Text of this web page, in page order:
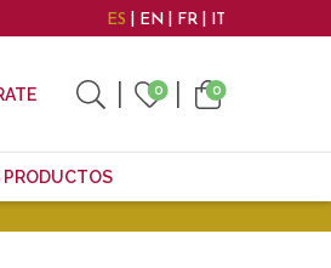
ES EN FR IT
0 0